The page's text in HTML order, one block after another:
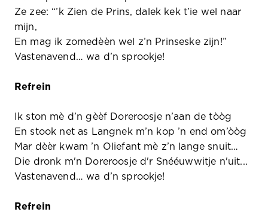
Ze zee: “’k Zien de Prins, dalek kek t’ie wel naar
mijn,
En mag ik zomedèèn wel z’n Prinseske zijn!”
Vastenavend… wa d’n sprookje!
Refrein
Ik ston mè d’n gèèf Doreroosje n’aan de tòòg
En stook net as Langnek m’n kop ’n end om’òòg
Mar dèèr kwam ’n Oliefant mè z’n lange snuit…
Die dronk m'n Doreroosje d'r Snééuwwitje n'uit...
Vastenavend… wa d’n sprookje!
Refrein